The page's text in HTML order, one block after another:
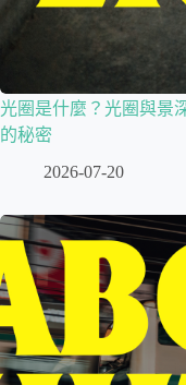
光圈是什麼？光圈與景
的秘密
2026-07-20